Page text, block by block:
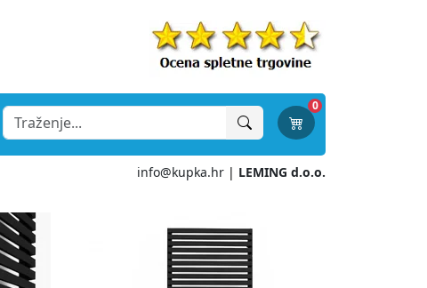
0
info@kupka.hr | LEMING d.o.o.